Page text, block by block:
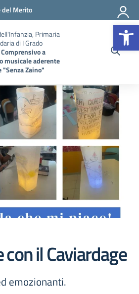
Merito
Primaria
di I Grado
a
musicale aderente
"Senza Zaino"
il Caviardage
emozionanti.